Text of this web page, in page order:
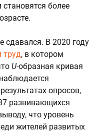
более
сдавался. В 2020 году
труд, в котором
U-образная кривая
опросов,
развивающихся
что уровень
жителей развитых